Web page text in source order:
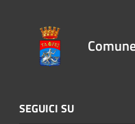
SEGUICI SU